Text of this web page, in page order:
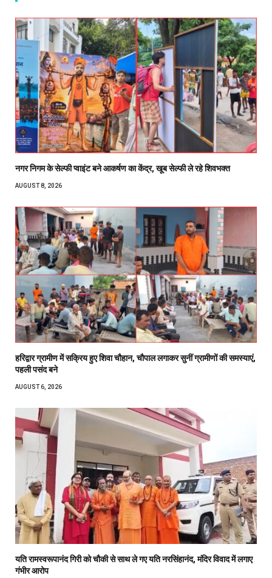
नगर निगम के सेल्फी प्वाइंट बने आकर्षण का केंद्र, खूब सेल्फी ले रहे शिवभक्त
AUGUST 8, 2026
हरिद्वार ग्रामीण में सक्रिय हुए शिवा चौहान, चौपाल लगाकर सुनीं ग्रामीणों की समस्याएं,
पहली पसंद बने
AUGUST 6, 2026
यति रामस्वरूपानंद गिरी को चौकी से साथ ले गए यति नरसिंहानंद, मंदिर विवाद में लगाए
गंभीर आरोप